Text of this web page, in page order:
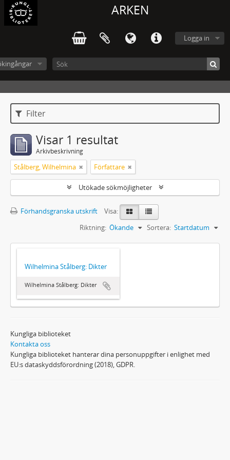
ARKEN
Logga in
Filter
Visar 1 resultat
Arkivbeskrivning
Stålberg, Wilhelmina Författare
Utökade sökmöjligheter
Förhandsgranska utskrift
Visa:
Sortera: Startdatum
Riktning: Ökande
Wilhelmina Stålberg: Dikter
Wilhelmina Stålberg: Dikter
Kungliga biblioteket
Kontakta oss
Kungliga biblioteket hanterar dina personuppgifter i enlighet med
EU:s dataskyddsförordning (2018), GDPR.